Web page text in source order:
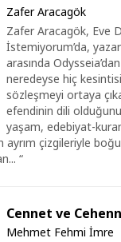
Zafer Aracagök
Zafer Aracagök, Eve
İstemiyorum’da,
arasında
neredeyse hiç
sözleşmeyi ortaya
efendinin dili
yaşam, edebiyat-
ayrım çizgileriyle
“
Cennet ve
Mehmet Fehmi İmre